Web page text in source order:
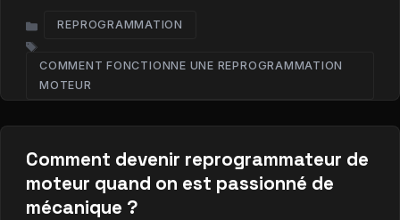
CATÉGORIES
REPROGRAMMATION
COMMENT FONCTIONNE UNE REPROGRAMMATION
MOTEUR​
Comment devenir reprogrammateur de
moteur quand on est passionné de
mécanique ?